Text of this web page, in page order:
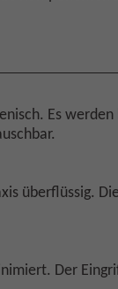
Es
überflüssig.
Der